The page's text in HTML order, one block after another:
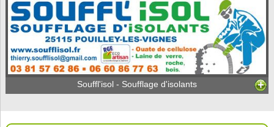
Souffl'isol - Soufflage d'isolants